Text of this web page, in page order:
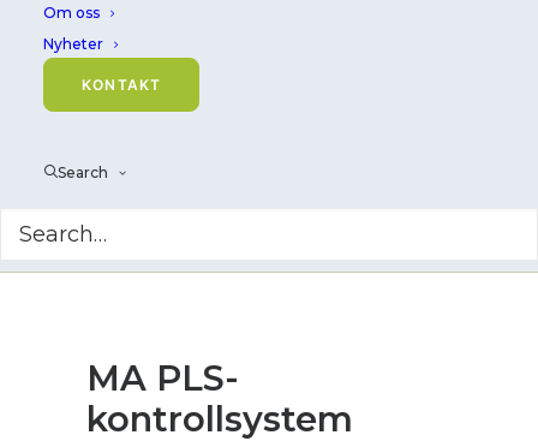
Om oss
Nyheter
KONTAKT
Search
MA PLS-
kontrollsystem